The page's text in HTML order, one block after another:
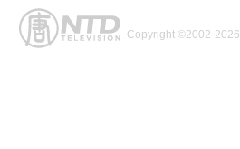
Copyright ©2002-2026